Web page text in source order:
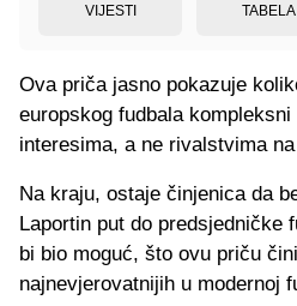
VIJESTI TABELA
Ova priča jasno pokazuje
europskog fudbala
interesima, a ne rivalstvima
Na kraju, ostaje činjenica da
Laportin put do predsjedničke
bi bio moguć, što ovu priču
najnevjerovatnijih u modernoj